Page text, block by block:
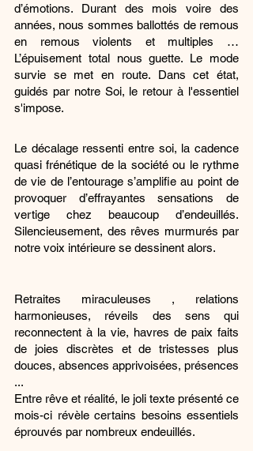
d’émotions. Durant des mois voire des
années, nous sommes ballottés de remous
en remous violents et multiples …
L’épuisement total nous guette. Le mode
survie se met en route. Dans cet état,
guidés par notre Soi, le retour à l'essentiel
s'impose.
Le décalage ressenti entre soi, la cadence
quasi frénétique de la société ou le rythme
de vie de l’entourage s’amplifie au point de
provoquer d’effrayantes sensations de
vertige chez beaucoup d’endeuillés.
Silencieusement, des rêves murmurés par
notre voix intérieure se dessinent alors.
Retraites miraculeuses , relations
harmonieuses, réveils des sens qui
reconnectent à la vie, havres de paix faits
de joies discrètes et de tristesses plus
douces, absences apprivoisées, présences
...
Entre rêve et réalité, le joli texte présenté ce
mois-ci révèle certains besoins essentiels
éprouvés par nombreux endeuillés.